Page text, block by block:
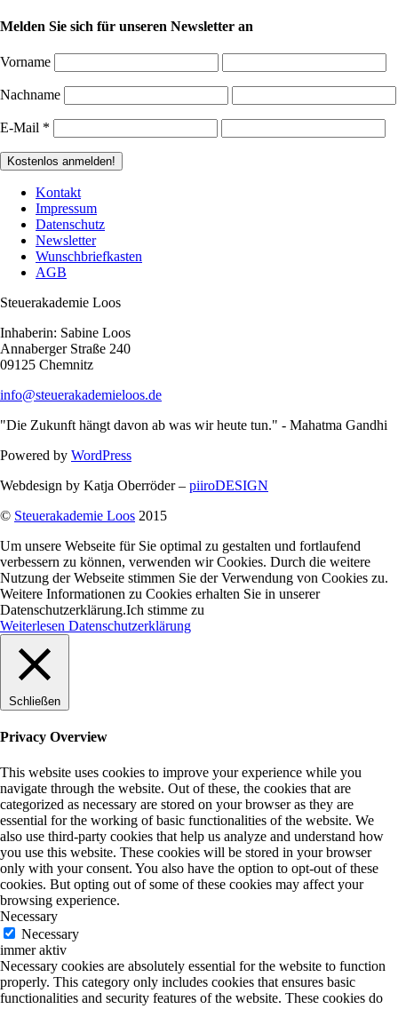
Melden Sie sich für unseren Newsletter an
Vorname
Nachname
E-Mail *
Kontakt
Impressum
Datenschutz
Newsletter
Wunschbriefkasten
AGB
Steuerakademie Loos
Inhaberin: Sabine Loos
Annaberger Straße 240
09125 Chemnitz
info@steuerakademieloos.de
"Die Zukunft hängt davon ab was wir heute tun." - Mahatma Gandhi
Powered by WordPress
Webdesign by Katja Oberröder – piiroDESIGN
© Steuerakademie Loos 2015
Um unsere Webseite für Sie optimal zu gestalten und fortlaufend
verbessern zu können, verwenden wir Cookies. Durch die weitere
Nutzung der Webseite stimmen Sie der Verwendung von Cookies zu.
Weitere Informationen zu Cookies erhalten Sie in unserer
Datenschutzerklärung.Ich stimme zu
Weiterlesen Datenschutzerklärung
Schließen
Privacy Overview
This website uses cookies to improve your experience while you
navigate through the website. Out of these, the cookies that are
categorized as necessary are stored on your browser as they are
essential for the working of basic functionalities of the website. We
also use third-party cookies that help us analyze and understand how
you use this website. These cookies will be stored in your browser
only with your consent. You also have the option to opt-out of these
cookies. But opting out of some of these cookies may affect your
browsing experience.
Necessary
Necessary
immer aktiv
Necessary cookies are absolutely essential for the website to function
properly. This category only includes cookies that ensures basic
functionalities and security features of the website. These cookies do